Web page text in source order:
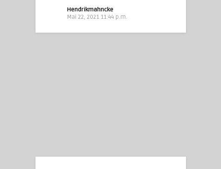
Hendrikmahncke
Mai 22, 2021 11:44 p.m.